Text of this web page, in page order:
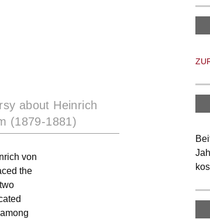
about Heinrich
(1879-1881)
von
the